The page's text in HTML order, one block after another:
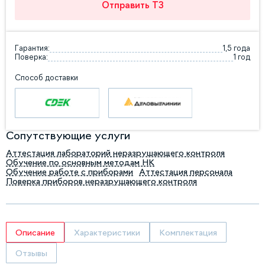
Отправить ТЗ
Гарантия:
1,5 года
Поверка:
1 год
Способ доставки
Сопутствующие услуги
Аттестация лабораторий неразрушающего контроля
Обучение по основным методам НК
Обучение работе с приборами
Аттестация персонала
Поверка приборов неразрушающего контроля
Описание Характеристики Комплектация
Отзывы